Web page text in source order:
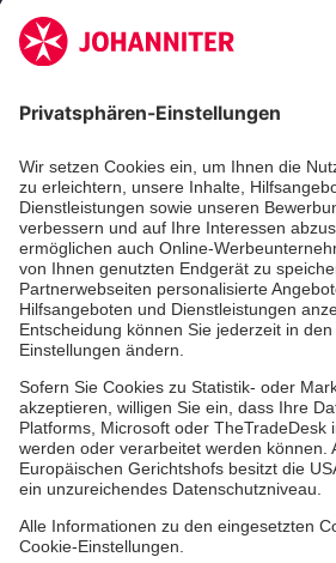
Aus- &
Erste-Hilfe-
Jobs &
Johanniter-
Einrichtungen